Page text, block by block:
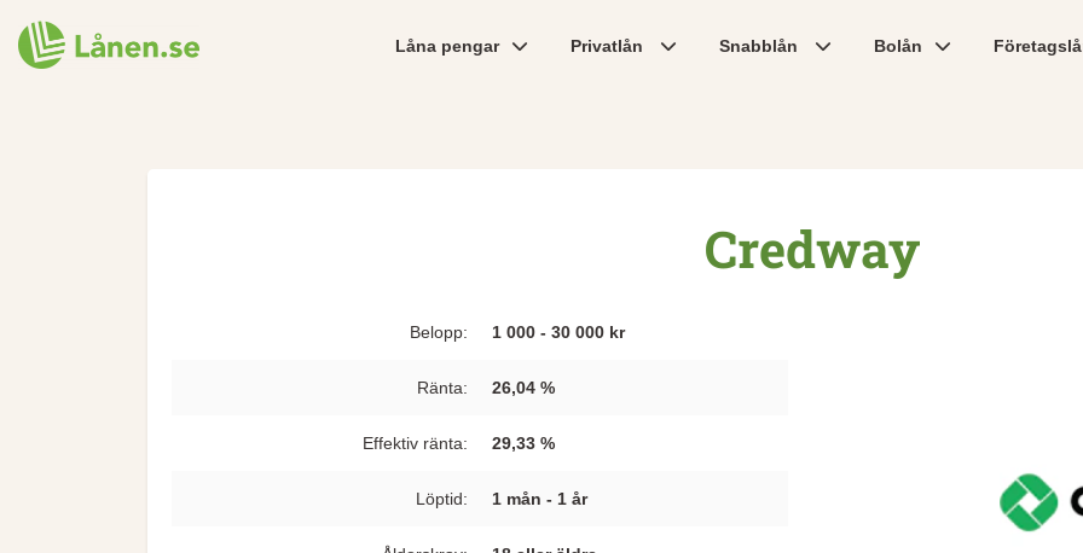
Låna pengar Privatlån Snabblån Bolån
Credway
Belopp: 1 000 - 30 000 kr
Ränta: 26,04 %
Effektiv ränta: 29,33 %
Löptid: 1 mån - 1 år